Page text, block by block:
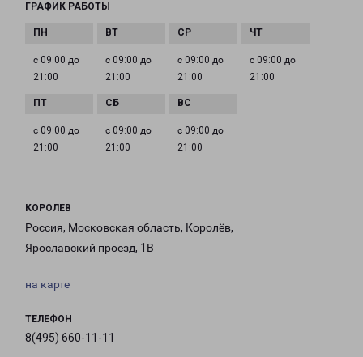
ГРАФИК РАБОТЫ
с 09:00 до
21:00
с 09:00 до
21:00
с 09:00 до
21:00
с 09:00 до
21:00
с 09:00 до
21:00
с 09:00 до
21:00
с 09:00 до
21:00
КОРОЛЕВ
Россия, Московская область, Королёв,
Ярославский проезд, 1В
на карте
ТЕЛЕФОН
8(495) 660-11-11